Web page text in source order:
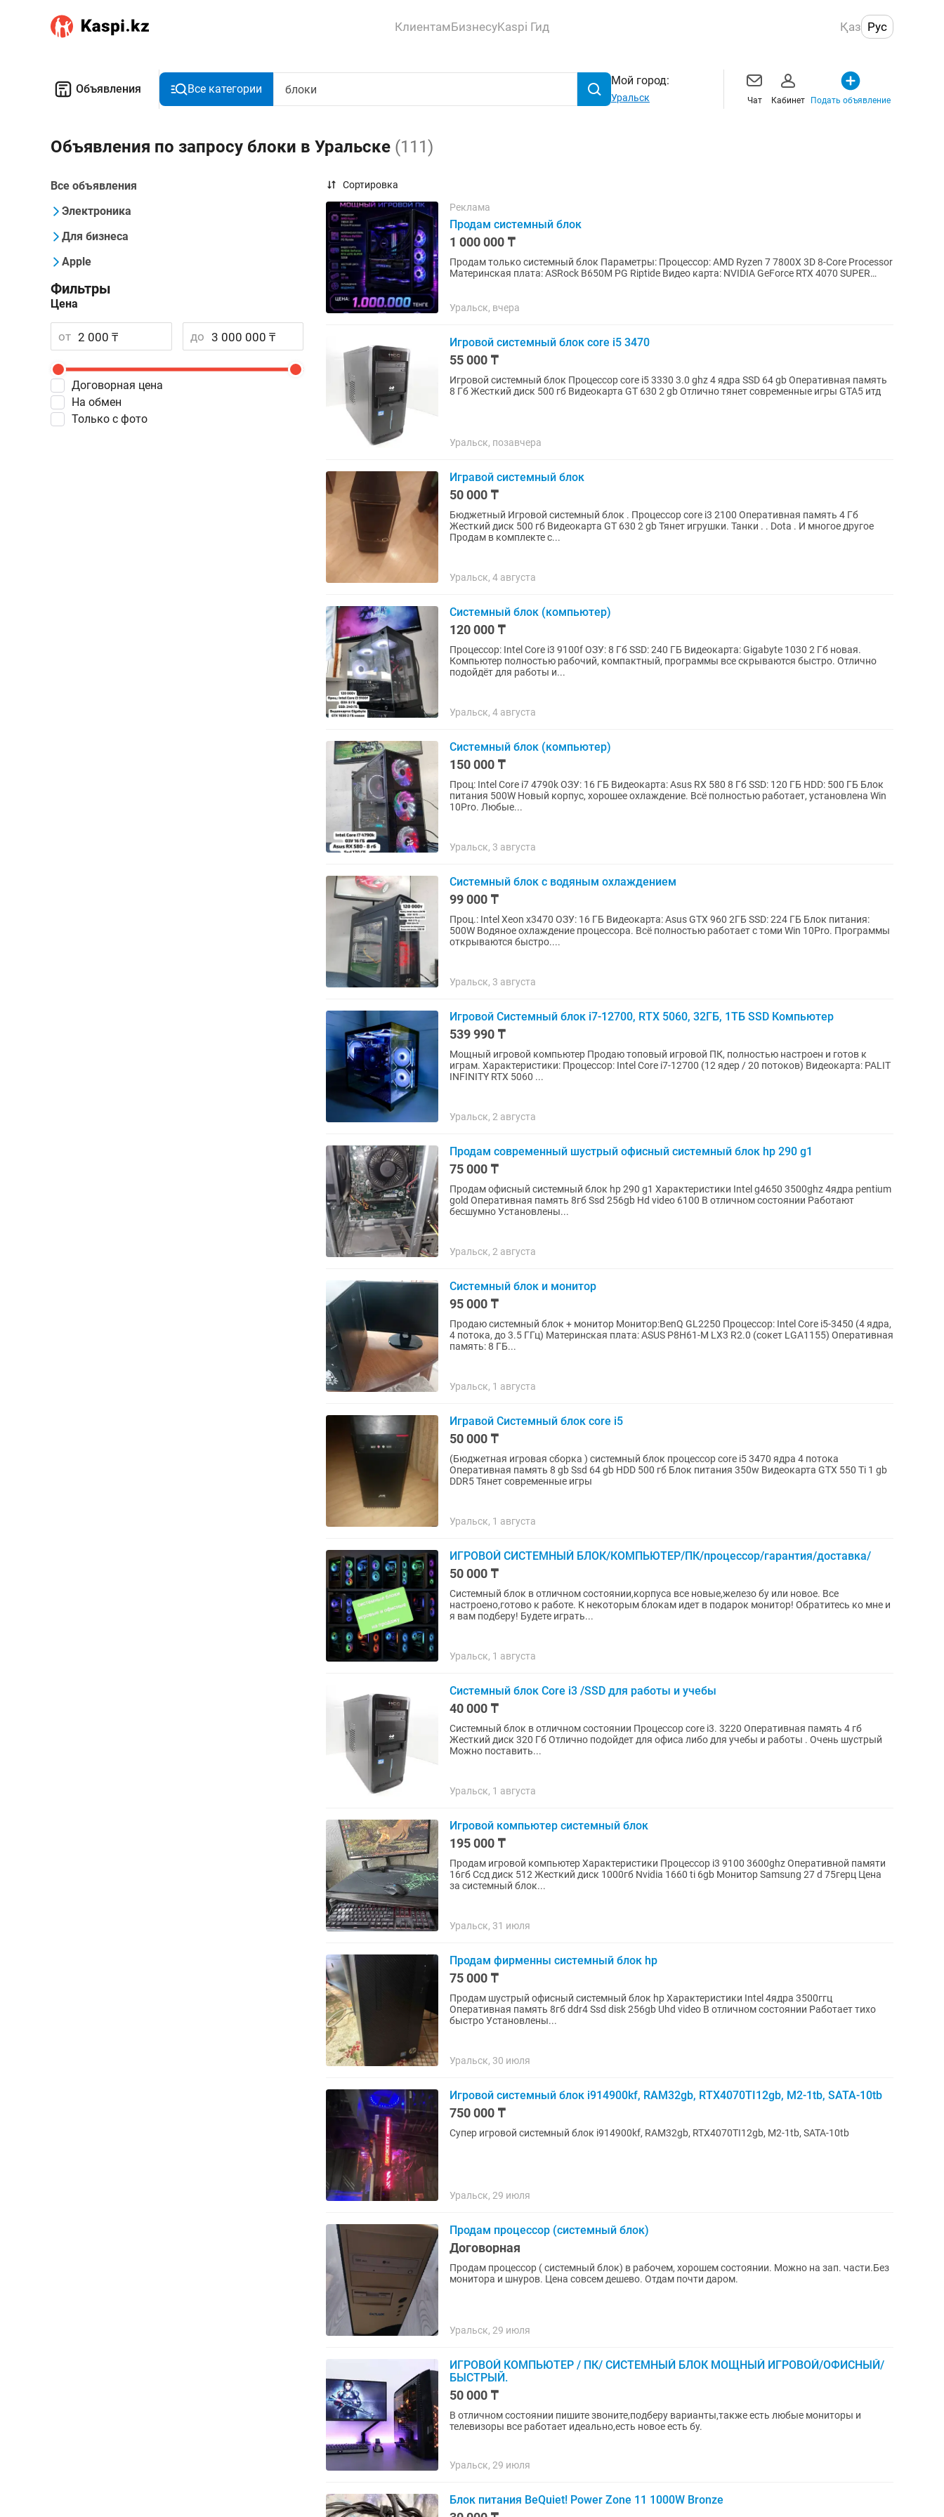
КлиентамБизнесуKaspi Гид Қаз Рус
Объявления Все категории
Мой город:
Уральск Чат Кабинет Подать объявление
Объявления по запросу блоки в Уральске (111)
Все объявления
Электроника
Для бизнеса
Apple
Фильтры
Цена
от до
Договорная цена
На обмен
Только с фото
Сортировка
Реклама
Продам системный блок
1 000 000 ₸
Продам только системный блок Параметры: Процессор: AMD Ryzen 7 7800X 3D 8-Core Processor
Материнская плата: ASRock B650M PG Riptide Видео карта: NVIDIA GeForce RTX 4070 SUPER
Уральск, вчера
Игровой системный блок core i5 3470
55 000 ₸
Игровой системный блок Процессор core i5 3330 3.0 ghz 4 ядра SSD 64 gb Оперативная память
8 Гб Жесткий диск 500 гб Видеокарта GT 630 2 gb Отлично тянет современные игры GTA5 итд
Уральск, позавчера
Игравой системный блок
50 000 ₸
Бюджетный Игровой системный блок . Процессор core i3 2100 Оперативная память 4 Гб
Жесткий диск 500 гб Видеокарта GT 630 2 gb Тянет игрушки. Танки . . Dota . И многое другое
Продам в комплекте с...
Уральск, 4 августа
Системный блок (компьютер)
120 000 ₸
Процессор: Intel Core i3 9100f ОЗУ: 8 Гб SSD: 240 ГБ Видеокарта: Gigabyte 1030 2 Гб новая.
Компьютер полностью рабочий, компактный, программы все скрываются быстро. Отлично
подойдёт для работы и...
Уральск, 4 августа
Системный блок (компьютер)
150 000 ₸
Проц: Intel Core i7 4790k ОЗУ: 16 ГБ Видеокарта: Asus RX 580 8 Гб SSD: 120 ГБ HDD: 500 ГБ Блок
питания 500W Новый корпус, хорошее охлаждение. Всё полностью работает, установлена Win
10Pro. Любые...
Уральск, 3 августа
Системный блок с водяным охлаждением
99 000 ₸
Проц.: Intel Xeon x3470 ОЗУ: 16 ГБ Видеокарта: Asus GTX 960 2ГБ SSD: 224 ГБ Блок питания:
500W Водяное охлаждение процессора. Всё полностью работает с томи Win 10Pro. Программы
открываются быстро....
Уральск, 3 августа
Игровой Системный блок i7-12700, RTX 5060, 32ГБ, 1ТБ SSD Компьютер
539 990 ₸
Мощный игровой компьютер Продаю топовый игровой ПК, полностью настроен и готов к
играм. Характеристики: Процессор: Intel Core i7-12700 (12 ядер / 20 потоков) Видеокарта: PALIT
INFINITY RTX 5060 ...
Уральск, 2 августа
Продам современный шустрый офисный системный блок hp 290 g1
75 000 ₸
Продам офисный системный блок hp 290 g1 Характеристики Intel g4650 3500ghz 4ядра pentium
gold Оперативная память 8гб Ssd 256gb Hd video 6100 В отличном состоянии Работают
бесшумно Установлены...
Уральск, 2 августа
Системный блок и монитор
95 000 ₸
Продаю системный блок + монитор Монитор:BenQ GL2250 Процессор: Intel Core i5-3450 (4 ядра,
4 потока, до 3.5 ГГц) Материнская плата: ASUS P8H61-M LX3 R2.0 (сокет LGA1155) Оперативная
память: 8 ГБ...
Уральск, 1 августа
Игравой Системный блок core i5
50 000 ₸
(Бюджетная игровая сборка ) системный блок процессор core i5 3470 ядра 4 потока
Оперативная память 8 gb Ssd 64 gb HDD 500 гб Блок питания 350w Видеокарта GTX 550 Ti 1 gb
DDR5 Тянет современные игры
Уральск, 1 августа
ИГРОВОЙ СИСТЕМНЫЙ БЛОК/КОМПЬЮТЕР/ПК/процессор/гарантия/доставка/
50 000 ₸
Системный блок в отличном состоянии,корпуса все новые,железо бу или новое. Все
настроено,готово к работе. К некоторым блокам идет в подарок монитор! Обратитесь ко мне и
я вам подберу! Будете играть...
Уральск, 1 августа
Системный блок Core i3 /SSD для работы и учебы
40 000 ₸
Системный блок в отличном состоянии Процессор core i3. 3220 Оперативная память 4 гб
Жесткий диск 320 Гб Отлично подойдет для офиса либо для учебы и работы . Очень шустрый
Можно поставить...
Уральск, 1 августа
Игровой компьютер системный блок
195 000 ₸
Продам игровой компьютер Характеристики Процессор i3 9100 3600ghz Оперативной памяти
16гб Ссд диск 512 Жесткий диск 1000гб Nvidia 1660 ti 6gb Монитор Samsung 27 d 75герц Цена
за системный блок...
Уральск, 31 июля
Продам фирменны системный блок hp
75 000 ₸
Продам шустрый офисный системный блок hp Характеристики Intel 4ядра 3500ггц
Оперативная память 8гб ddr4 Ssd disk 256gb Uhd video В отличном состоянии Работает тихо
быстро Установлены...
Уральск, 30 июля
Игровой системный блок i914900kf, RAM32gb, RTX4070TI12gb, M2-1tb, SATA-10tb
750 000 ₸
Супер игровой системный блок i914900kf, RAM32gb, RTX4070TI12gb, M2-1tb, SATA-10tb
Уральск, 29 июля
Продам процессор (системный блок)
Договорная
Продам процессор ( системный блок) в рабочем, хорошем состоянии. Можно на зап. части.Без
монитора и шнуров. Цена совсем дешево. Отдам почти даром.
Уральск, 29 июля
ИГРОВОЙ КОМПЬЮТЕР / ПК/ СИСТЕМНЫЙ БЛОК МОЩНЫЙ ИГРОВОЙ/ОФИСНЫЙ/
БЫСТРЫЙ.
50 000 ₸
В отличном состоянии пишите звоните,подберу варианты,также есть любые мониторы и
телевизоры все работает идеально,есть новое есть бу.
Уральск, 29 июля
Блок питания BeQuiet! Power Zone 11 1000W Bronze